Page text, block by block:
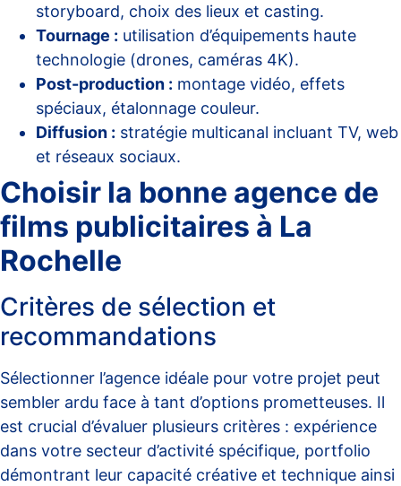
storyboard, choix des lieux et casting.
Tournage : utilisation d’équipements haute
technologie (drones, caméras 4K).
Post-production : montage vidéo, effets
spéciaux, étalonnage couleur.
Diffusion : stratégie multicanal incluant TV, web
et réseaux sociaux.
Choisir la bonne agence de
films publicitaires à La
Rochelle
Critères de sélection et
recommandations
Sélectionner l’agence idéale pour votre projet peut
sembler ardu face à tant d’options prometteuses. Il
est crucial d’évaluer plusieurs critères : expérience
dans votre secteur d’activité spécifique, portfolio
démontrant leur capacité créative et technique ainsi